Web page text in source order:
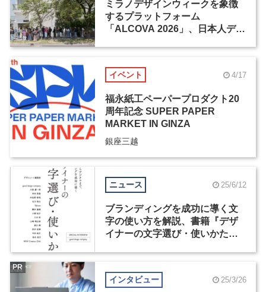
ミラノデザインウィークを象徴
するプラットフォーム
「ALCOVA 2026」、日本人デザ
イベント 4/17
福永紙工ペーパープロダクト20
周年記念 SUPER PAPER
MARKET IN GINZA
銀座三越
ニュース 25/6/12
ブランディングを成功に導く文
字の使い方を解説、書籍『デザ
イナーの文字選び・使いかた』
インタビュー 25/3/26
PR